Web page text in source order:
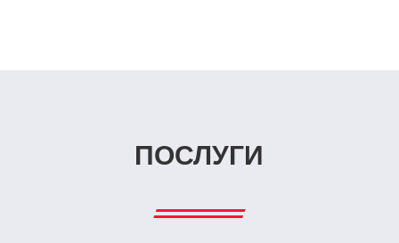
ПОСЛУГИ